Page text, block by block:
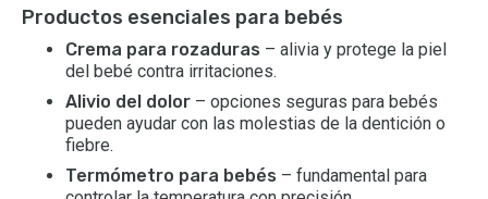
Productos esenciales para bebés
Crema para rozaduras – alivia y protege la piel
del bebé contra irritaciones.
Alivio del dolor – opciones seguras para bebés
pueden ayudar con las molestias de la dentición o
fiebre.
Termómetro para bebés – fundamental para